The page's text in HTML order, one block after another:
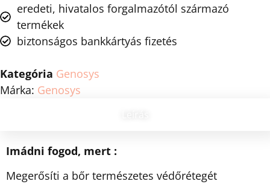
eredeti, hivatalos forgalmazótól származó
termékek
biztonságos bankkártyás fizetés
Kategória Genosys
Márka: Genosys
Imádni fogod, mert :
Megerősíti a bőr természetes védőrétegét